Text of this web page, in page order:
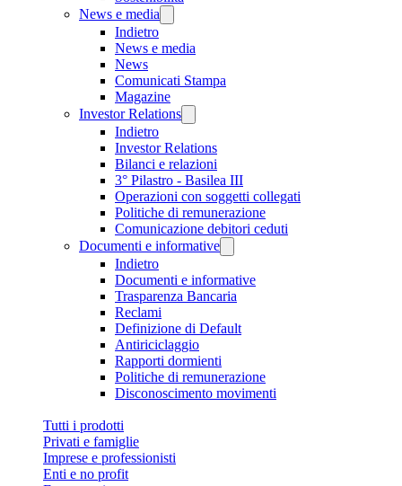
News e media
Indietro
News e media
News
Comunicati Stampa
Magazine
Investor Relations
Indietro
Investor Relations
Bilanci e relazioni
3° Pilastro - Basilea III
Operazioni con soggetti collegati
Politiche di remunerazione
Comunicazione debitori ceduti
Documenti e informative
Indietro
Documenti e informative
Trasparenza Bancaria
Reclami
Definizione di Default
Antiriciclaggio
Rapporti dormienti
Politiche di remunerazione
Disconoscimento movimenti
Tutti i prodotti
Privati e famiglie
Imprese e professionisti
Enti e no profit